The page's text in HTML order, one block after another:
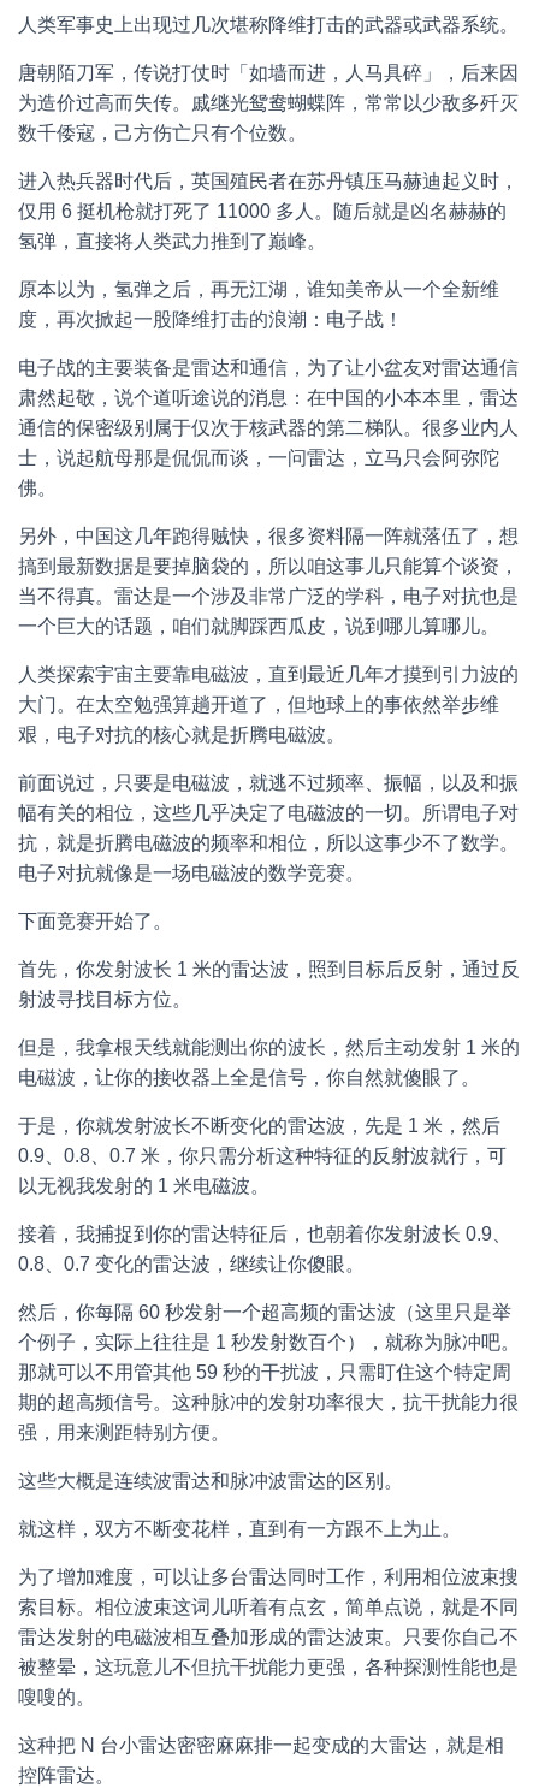
人类军事史上出现过几次堪称降维打击的武器或武器系统。
唐朝陌刀军，传说打仗时「如墙而进，人马具碎」，后来因
为造价过高而失传。戚继光鸳鸯蝴蝶阵，常常以少敌多歼灭
数千倭寇，己方伤亡只有个位数。
进入热兵器时代后，英国殖民者在苏丹镇压马赫迪起义时，
仅用 6 挺机枪就打死了 11000 多人。随后就是凶名赫赫的
氢弹，直接将人类武力推到了巅峰。
原本以为，氢弹之后，再无江湖，谁知美帝从一个全新维
度，再次掀起一股降维打击的浪潮：电子战！
电子战的主要装备是雷达和通信，为了让小盆友对雷达通信
肃然起敬，说个道听途说的消息：在中国的小本本里，雷达
通信的保密级别属于仅次于核武器的第二梯队。很多业内人
士，说起航母那是侃侃而谈，一问雷达，立马只会阿弥陀
佛。
另外，中国这几年跑得贼快，很多资料隔一阵就落伍了，想
搞到最新数据是要掉脑袋的，所以咱这事儿只能算个谈资，
当不得真。雷达是一个涉及非常广泛的学科，电子对抗也是
一个巨大的话题，咱们就脚踩西瓜皮，说到哪儿算哪儿。
人类探索宇宙主要靠电磁波，直到最近几年才摸到引力波的
大门。在太空勉强算趟开道了，但地球上的事依然举步维
艰，电子对抗的核心就是折腾电磁波。
前面说过，只要是电磁波，就逃不过频率、振幅，以及和振
幅有关的相位，这些几乎决定了电磁波的一切。所谓电子对
抗，就是折腾电磁波的频率和相位，所以这事少不了数学。
电子对抗就像是一场电磁波的数学竞赛。
下面竞赛开始了。
首先，你发射波长 1 米的雷达波，照到目标后反射，通过反
射波寻找目标方位。
但是，我拿根天线就能测出你的波长，然后主动发射 1 米的
电磁波，让你的接收器上全是信号，你自然就傻眼了。
于是，你就发射波长不断变化的雷达波，先是 1 米，然后
0.9、0.8、0.7 米，你只需分析这种特征的反射波就行，可
以无视我发射的 1 米电磁波。
接着，我捕捉到你的雷达特征后，也朝着你发射波长 0.9、
0.8、0.7 变化的雷达波，继续让你傻眼。
然后，你每隔 60 秒发射一个超高频的雷达波（这里只是举
个例子，实际上往往是 1 秒发射数百个），就称为脉冲吧。
那就可以不用管其他 59 秒的干扰波，只需盯住这个特定周
期的超高频信号。这种脉冲的发射功率很大，抗干扰能力很
强，用来测距特别方便。
这些大概是连续波雷达和脉冲波雷达的区别。
就这样，双方不断变花样，直到有一方跟不上为止。
为了增加难度，可以让多台雷达同时工作，利用相位波束搜
索目标。相位波束这词儿听着有点玄，简单点说，就是不同
雷达发射的电磁波相互叠加形成的雷达波束。只要你自己不
被整晕，这玩意儿不但抗干扰能力更强，各种探测性能也是
嗖嗖的。
这种把 N 台小雷达密密麻麻排一起变成的大雷达，就是相
控阵雷达。